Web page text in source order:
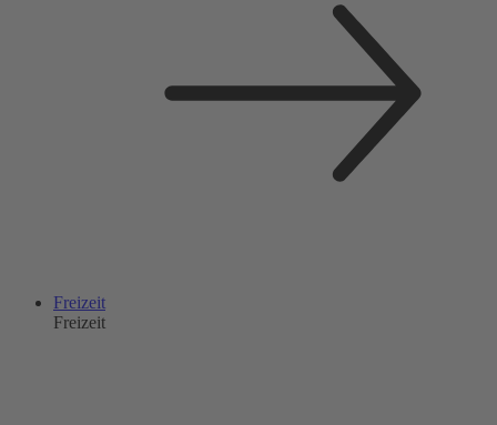
Freizeit
Freizeit